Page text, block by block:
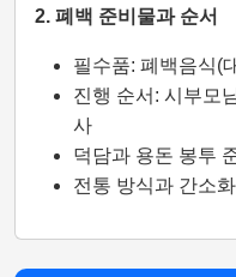
2. 폐백 준비물과 순서
필수품: 폐백음식(
진행 순서: 시부모
사
덕담과 용돈 봉투
전통 방식과 간소